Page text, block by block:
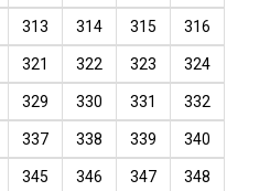
313 314 315 316
321 322 323 324
329 330 331 332
337 338 339 340
345 346 347 348